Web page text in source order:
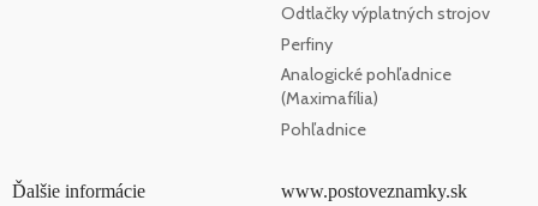
Odtlačky výplatných strojov
Perfiny
Analogické pohľadnice
(Maximafília)
Pohľadnice
Ďalšie informácie www.postoveznamky.sk